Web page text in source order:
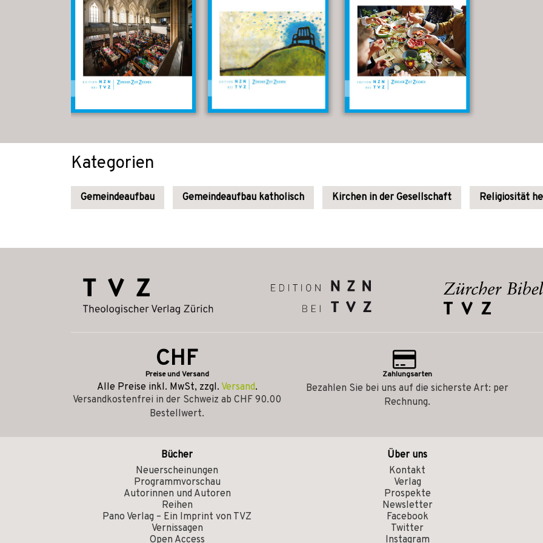
Kategorien
Gemeindeaufbau Gemeindeaufbau katholisch Kirchen in der Gesellschaft Religiosität
CHF
Preise und Versand
Alle Preise inkl. MwSt, zzgl. Versand.
Versandkostenfrei in der Schweiz ab CHF 90.00
Bestellwert.
Zahlungsarten
Bezahlen Sie bei uns auf die sicherste Art: per
Rechnung.
Bücher
Neuerscheinungen
Programmvorschau
Autorinnen und Autoren
Reihen
Pano Verlag – Ein Imprint von TVZ
Vernissagen
Open Access
Über uns
Kontakt
Verlag
Prospekte
Newsletter
Facebook
Twitter
Instagram